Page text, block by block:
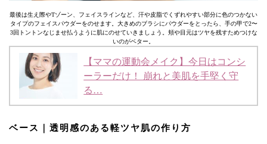
最後は生え際やTゾーン、フェイスラインなど、汗や皮脂でくずれやすい部分に色のつかない
タイプのフェイスパウダーをのせます。大きめのブラシにパウダーをとったら、手の甲で2〜
3回トントンなじませ払うように肌にのせていきましょう。頬や目元はツヤを残すためつけな
いのがベター。
【ママの運動会メイク】今日はコンシ
ーラーだけ！ 崩れと美肌を手堅く守
る…
ベース｜透明感のある軽ツヤ肌の作り方